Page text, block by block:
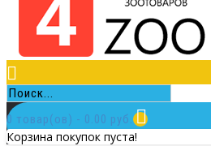
0 товар(ов) - 0.00 руб.
Корзина покупок пуста!